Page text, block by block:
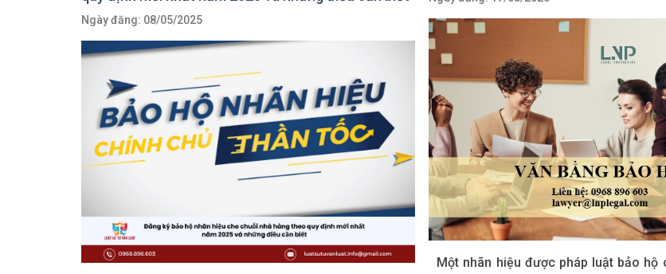
Ngày đăng: 08/05/2025
Một nhãn hiệu được pháp luật bảo hộ